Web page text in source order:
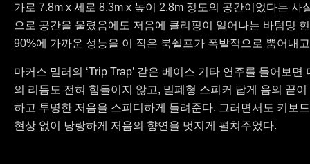
가로 7.8m x 세로 8.3m x 높이 2.8m 정도의 공간이었다는
으로 공간을 울렸음에도 저음에 클리핑이 일어나는 바텀밍
90%에 가까운 성능을 이 작은 북쉘프가 폭발적으로 뿜어내
마커스 밀러의 ‘Trip Trap’ 같은 베이스 기타 연주를 들어보
의 리듬도 전혀 힘들이지 않고, 밀폐형 스피커 답게 음의 끝
하고 투명한 저음을 스피디하게 들려준다. 그러면서도 키보
현상 없이 낭랑하게 저음의 향연을 멋지게 펼쳐주었다.